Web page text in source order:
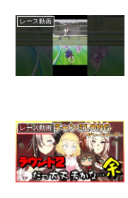
レース動画
レース動画